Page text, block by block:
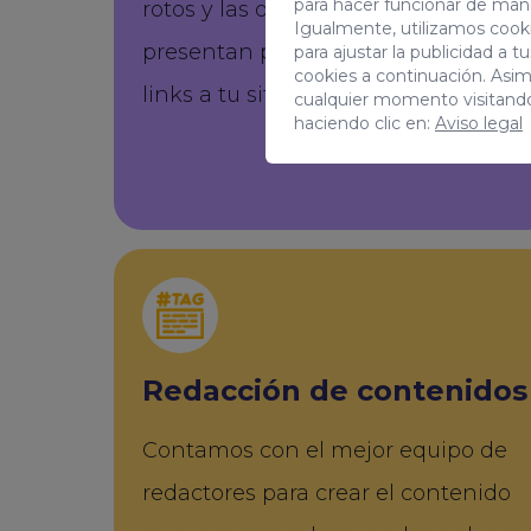
para hacer funcionar de
Igualmente, utilizamos
para ajustar la publicidad a
cookies a continuación.
cualquier momento
haciendo clic en: Aviso legal
rotos y las oportunidades que se
presentan para generar nuevos
links a tu sitio web.
Redacción de contenidos
Contamos con el mejor equipo de
redactores para crear el contenido